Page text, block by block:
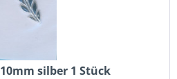
silber 1 Stück